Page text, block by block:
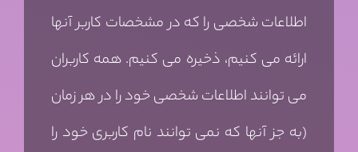
اطلاعات شخصی را که در مشخصات کاربر آنها
ارائه می کنیم، ذخیره می کنیم. همه کاربران
می توانند اطلاعات شخصی خود را در هر زمان
(به جز آنها که نمی توانند نام کاربری خود را